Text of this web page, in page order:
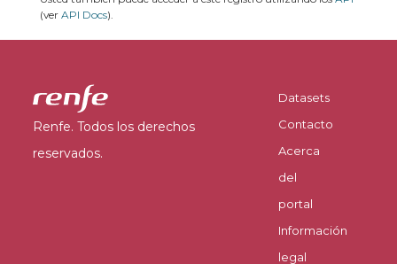
(ver API Docs).
Renfe. Todos los derechos
reservados.
Datasets
Contacto
Acerca
del
portal
Información
legal